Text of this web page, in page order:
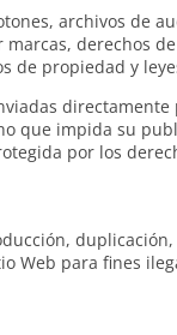
archivos de
derechos
de propiedad y
que impida su
por los
Web para fines